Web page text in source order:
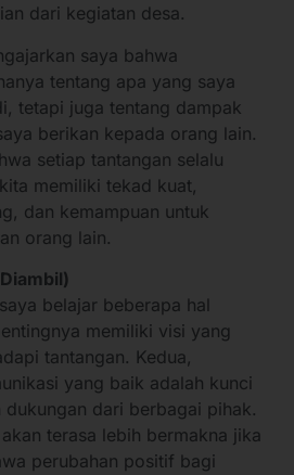
dari kegiatan desa.
saya bahwa
tentang apa yang saya
tetapi juga tentang dampak
berikan kepada orang lain.
setiap tantangan selalu
memiliki tekad kuat,
dan kemampuan untuk
orang lain.
belajar beberapa hal
memiliki visi yang
tantangan. Kedua,
yang baik adalah kunci
dukungan dari berbagai pihak.
terasa lebih bermakna jika
perubahan positif bagi